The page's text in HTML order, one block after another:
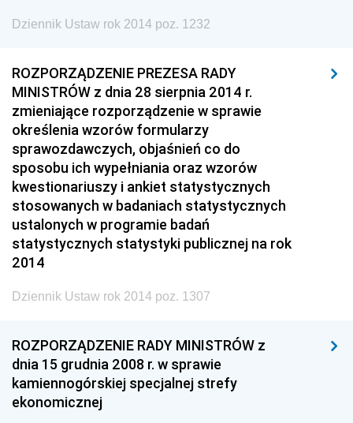
Dziennik Ustaw rok 2014 poz. 1232
ROZPORZĄDZENIE PREZESA RADY
MINISTRÓW z dnia 28 sierpnia 2014 r.
zmieniające rozporządzenie w sprawie
określenia wzorów formularzy
sprawozdawczych, objaśnień co do
sposobu ich wypełniania oraz wzorów
kwestionariuszy i ankiet statystycznych
stosowanych w badaniach statystycznych
ustalonych w programie badań
statystycznych statystyki publicznej na rok
2014
Dziennik Ustaw rok 2014 poz. 1307
ROZPORZĄDZENIE RADY MINISTRÓW z
dnia 15 grudnia 2008 r. w sprawie
kamiennogórskiej specjalnej strefy
ekonomicznej